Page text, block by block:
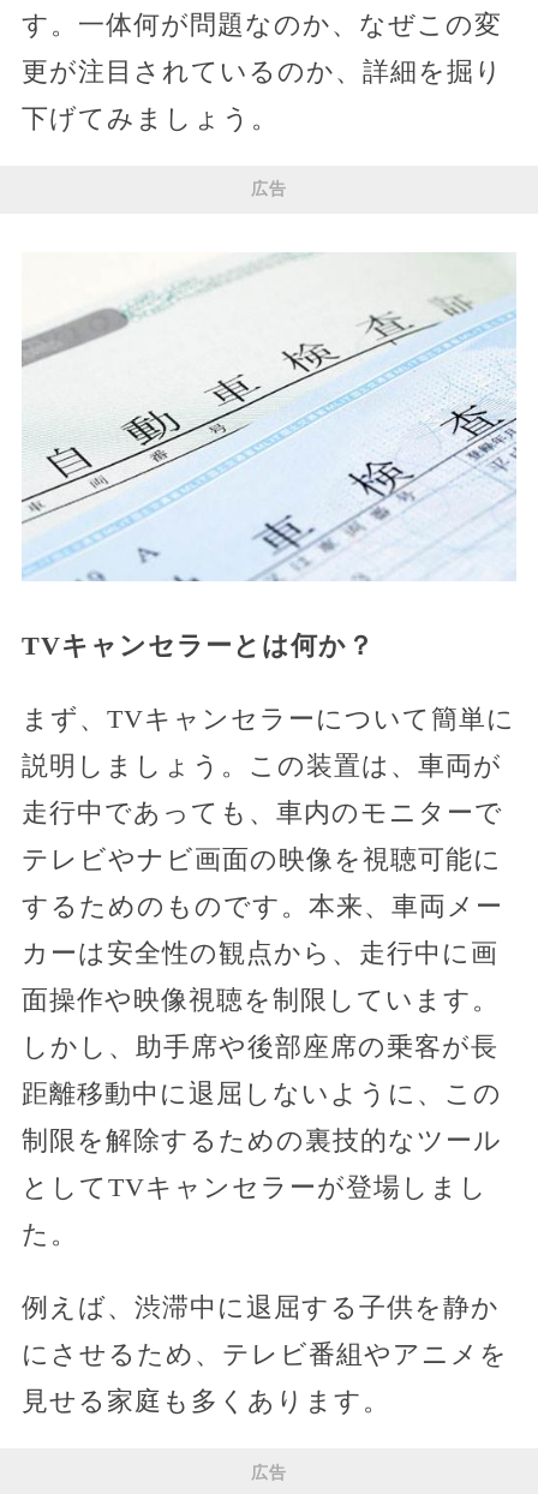
す。一体何が問題なのか、なぜこの変
更が注目されているのか、詳細を掘り
下げてみましょう。
広告
TVキャンセラーとは何か？
まず、TVキャンセラーについて簡単に
説明しましょう。この装置は、車両が
走行中であっても、車内のモニターで
テレビやナビ画面の映像を視聴可能に
するためのものです。本来、車両メー
カーは安全性の観点から、走行中に画
面操作や映像視聴を制限しています。
しかし、助手席や後部座席の乗客が長
距離移動中に退屈しないように、この
制限を解除するための裏技的なツール
としてTVキャンセラーが登場しまし
た。
例えば、渋滞中に退屈する子供を静か
にさせるため、テレビ番組やアニメを
見せる家庭も多くあります。
広告